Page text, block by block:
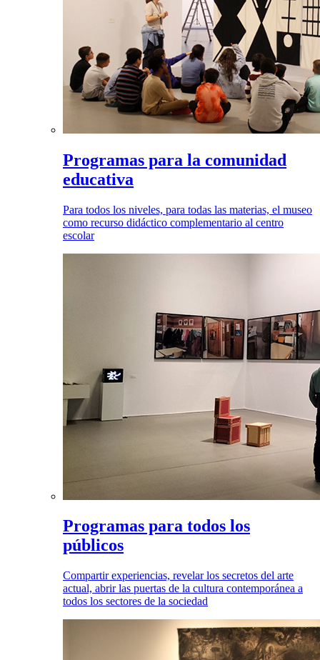
Programas para la comunidad
educativa
Para todos los niveles, para todas las materias, el museo
como recurso didáctico complementario al centro
escolar
Programas para todos los
públicos
Compartir experiencias, revelar los secretos del arte
actual, abrir las puertas de la cultura contemporánea a
todos los sectores de la sociedad